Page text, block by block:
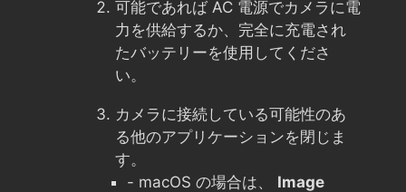
可能であれば AC 電源でカメラに電
力を供給するか、完全に充電され
たバッテリーを使用してくださ
い。
カメラに接続している可能性のあ
る他のアプリケーションを閉じま
す。
- macOS の場合は、 Image